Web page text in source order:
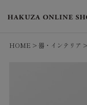
HOME 器・インテリア